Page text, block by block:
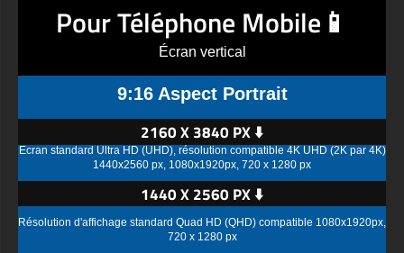
Pour Téléphone Mobile📱
Écran vertical
9:16 Aspect Portrait
2160 X 3840 PX ⬇️
Écran standard Ultra HD (UHD), résolution compatible 4K UHD (2K par 4K)
1440x2560 px, 1080x1920px, 720 x 1280 px
1440 X 2560 PX ⬇️
Résolution d'affichage standard Quad HD (QHD) compatible 1080x1920px,
720 x 1280 px